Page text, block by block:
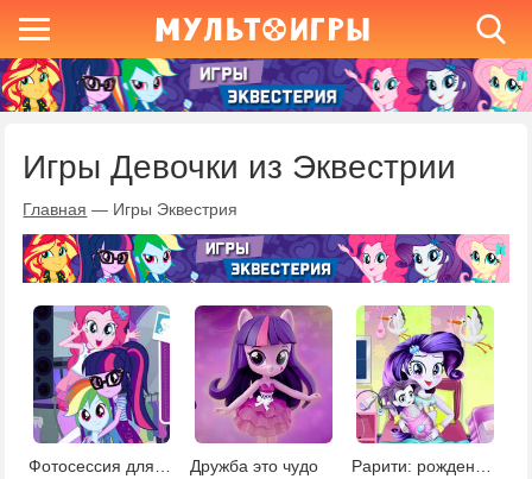
Игры Девочки из Эквестрии
Главная — Игры Эквестрия
Дружба это чудо